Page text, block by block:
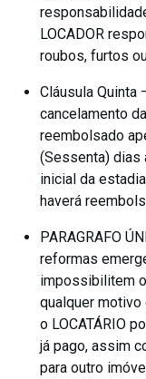
LOCADOR
roubos, furtos
Cláusula Quinta
cancelamento
reembolsado
(Sessenta) dias
inicial da
haverá
PARAGRAFO
reformas
impossibilitem
qualquer
o LOCATÁRIO
já pago, assim
para outro